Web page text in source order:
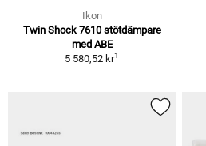
Ikon
Twin Shock 7610 stötdämpare
med ABE
5 580,52 kr1